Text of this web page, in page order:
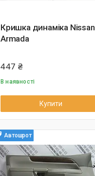
Кришка динаміка Nissan
Armada
447 ₴
В наявності
Купити
Автошрот